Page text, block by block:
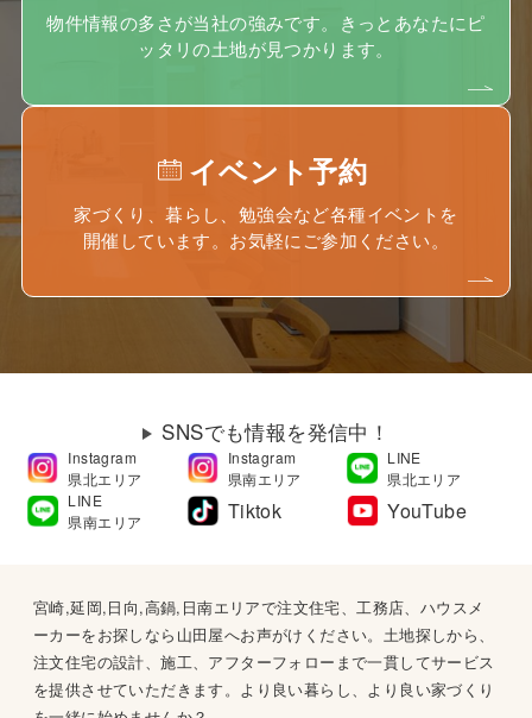
物件情報の多さが当社の強みです。きっとあなたにピ
ッタリの土地が見つかります。
イベント予約
家づくり、暮らし、勉強会など各種イベントを
開催しています。お気軽にご参加ください。
SNSでも情報を発信中！
Instagram
県北エリア
Instagram
県南エリア
LINE
県北エリア
LINE
県南エリア
Tiktok YouTube
宮崎,延岡,日向,高鍋,日南エリアで注文住宅、工務店、ハウスメ
ーカーをお探しなら山田屋へお声がけください。土地探しから、
注文住宅の設計、施工、アフターフォローまで一貫してサービス
を提供させていただきます。より良い暮らし、より良い家づくり